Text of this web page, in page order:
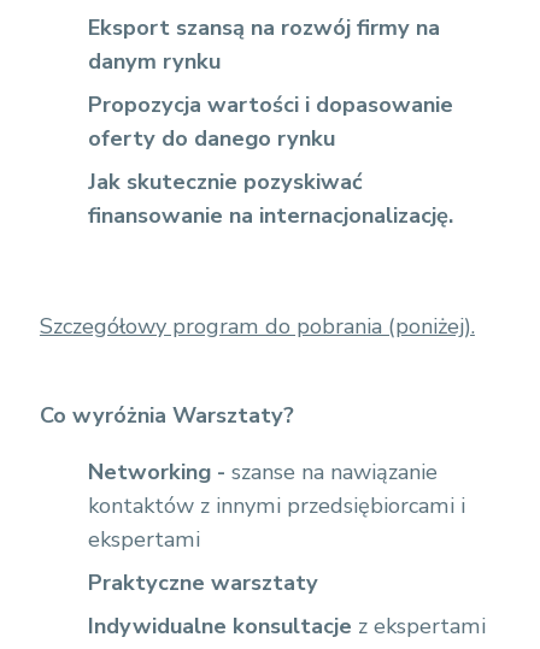
Eksport szansą na rozwój firmy na
danym rynku
Propozycja wartości i dopasowanie
oferty do danego rynku
Jak skutecznie pozyskiwać
finansowanie na internacjonalizację.
Szczegółowy program do pobrania (poniżej).
Co wyróżnia Warsztaty?
Networking - szanse na nawiązanie
kontaktów z innymi przedsiębiorcami i
ekspertami
Praktyczne warsztaty
Indywidualne konsultacje z ekspertami